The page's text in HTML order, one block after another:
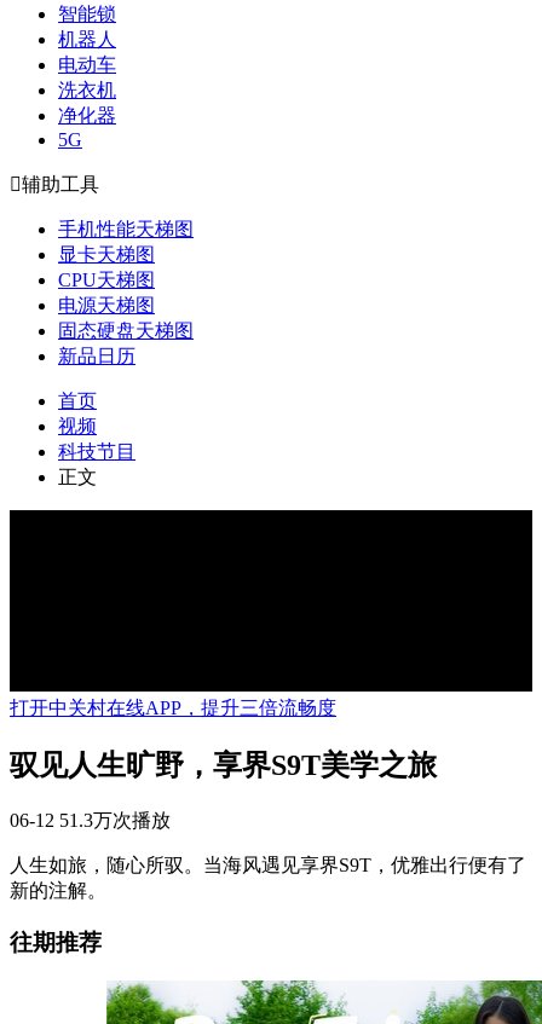
智能锁
机器人
电动车
洗衣机
净化器
5G
辅助工具
手机性能天梯图
显卡天梯图
CPU天梯图
电源天梯图
固态硬盘天梯图
新品日历
首页
视频
科技节目
正文
打开中关村在线APP，提升三倍流畅度
驭见人生旷野，享界S9T美学之旅
06-12 51.3万次播放
人生如旅，随心所驭。当海风遇见享界S9T，优雅出行便有了
新的注解。
往期推荐